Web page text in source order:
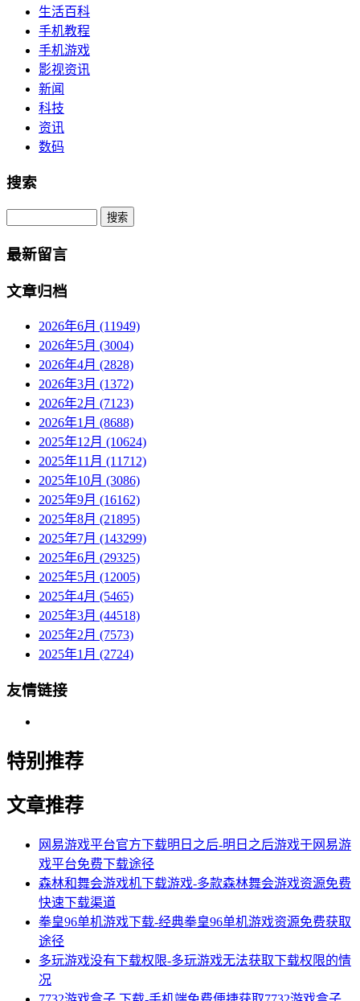
生活百科
手机教程
手机游戏
影视资讯
新闻
科技
资讯
数码
搜索
Search
最新留言
文章归档
2026年6月 (11949)
2026年5月 (3004)
2026年4月 (2828)
2026年3月 (1372)
2026年2月 (7123)
2026年1月 (8688)
2025年12月 (10624)
2025年11月 (11712)
2025年10月 (3086)
2025年9月 (16162)
2025年8月 (21895)
2025年7月 (143299)
2025年6月 (29325)
2025年5月 (12005)
2025年4月 (5465)
2025年3月 (44518)
2025年2月 (7573)
2025年1月 (2724)
友情链接
特别推荐
文章推荐
网易游戏平台官方下载明日之后-明日之后游戏于网易游
戏平台免费下载途径
森林和舞会游戏机下载游戏-多款森林舞会游戏资源免费
快速下载渠道
拳皇96单机游戏下载-经典拳皇96单机游戏资源免费获取
途径
多玩游戏没有下载权限-多玩游戏无法获取下载权限的情
况